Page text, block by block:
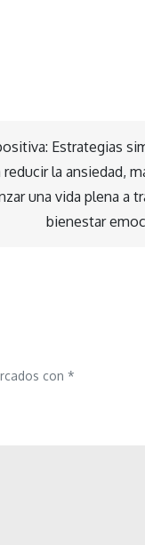
Estrategias
la ansiedad,
una vida plena a
bienestar
con *